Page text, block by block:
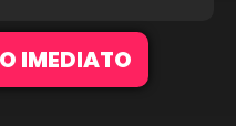
IMEDIATO